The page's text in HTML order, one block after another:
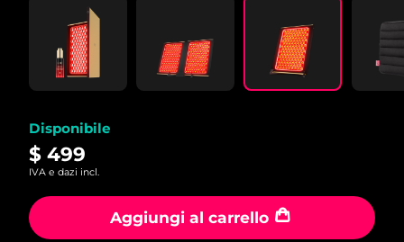
Reviews.
Same
link.
Disponibile
$ 499
IVA e dazi incl.
Aggiungi al carrello